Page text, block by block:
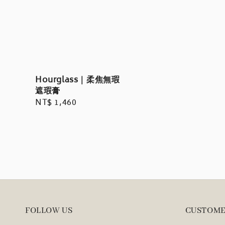
Hourglass｜柔焦無瑕
遮瑕膏
Regular
NT$ 1,460
FOLLOW US